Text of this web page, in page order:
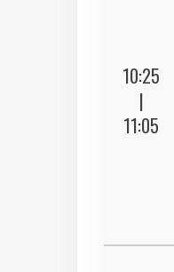
10:25
|
11:05